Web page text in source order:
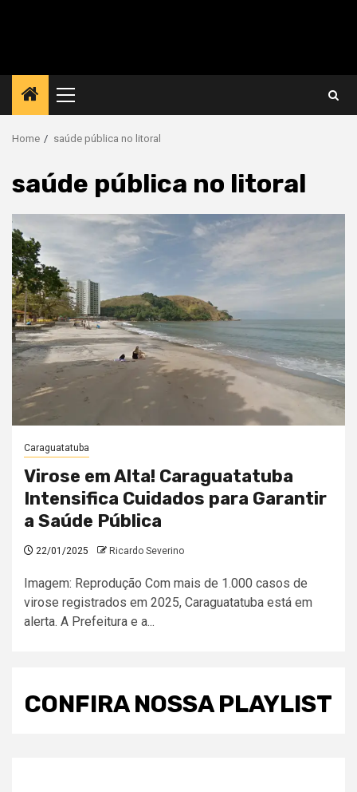
Primary
Menu
Home saúde pública no litoral
saúde pública no litoral
Caraguatatuba
Virose em Alta! Caraguatatuba
Intensifica Cuidados para Garantir
a Saúde Pública
22/01/2025 Ricardo Severino
Imagem: Reprodução Com mais de 1.000 casos de
virose registrados em 2025, Caraguatatuba está em
alerta. A Prefeitura e a...
CONFIRA NOSSA PLAYLIST